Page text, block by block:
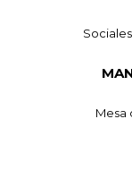
Sociales
Mesa